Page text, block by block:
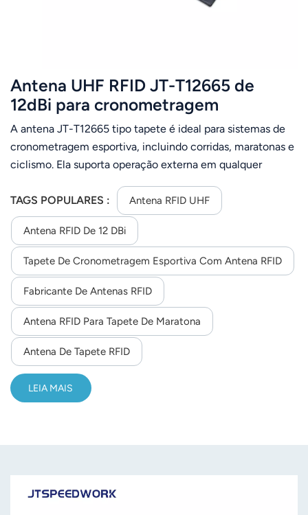
Antena UHF RFID JT-T12665 ​​de
12dBi para cronometragem
esportiva, ideal para maratonas, com
faixa de frequência de 860 a
960MHz.
A antena JT-T12665 ​​tipo tapete é ideal para sistemas de
cronometragem esportiva, incluindo corridas, maratonas e
ciclismo. Ela suporta operação externa em qualquer
alta velocidade e desempenho estável anti-interferência.
TAGS POPULARES : Antena RFID UHF
Antena RFID De 12 DBi
Tapete De Cronometragem Esportiva Com Antena RFID
Fabricante De Antenas RFID
Antena RFID Para Tapete De Maratona
Antena De Tapete RFID
LEIA MAIS